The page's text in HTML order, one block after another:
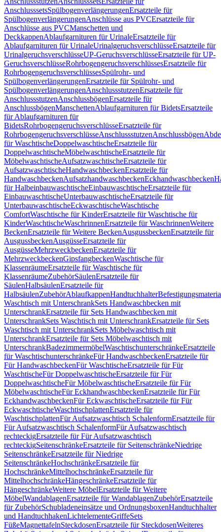
AnschlusssetsSpülbogenverlängerungenErsatzteile für
SpülbogenverlängerungenAnschlüsse aus PVCErsatzteile für
Anschlüsse aus PVCManschetten und
DeckkappenAblaufgarnituren für UrinaleErsatzteile für
Ablaufgarnituren für UrinaleUrinalgeruchsverschlüsseErsatzteile für
UrinalgeruchsverschlüsseUP-GeruchsverschlüsseErsatzteile für UP-
GeruchsverschlüsseRohrbogengeruchsverschlüssesErsatzteile für
RohrbogengeruchsverschlüssesSpülrohr- und
SpülbogenverlängerungenErsatzteile für Spülrohr- und
SpülbogenverlängerungenAnschlussstutzenErsatzteile für
AnschlussstutzenAnschlussbögenErsatzteile für
AnschlussbögenManschettenAblaufgarnituren für BidetsErsatzteile
für Ablaufgarnituren für
BidetsRohrbogengeruchsverschlüsseErsatzteile für
RohrbogengeruchsverschlüsseAnschlussstutzenAnschlussbögen
für WaschtischeDoppelwaschtischeErsatzteile für
DoppelwaschtischeMöbelwaschtischeErsatzteile für
MöbelwaschtischeAufsatzwaschtischeErsatzteile für
AufsatzwaschtischeHandwaschbeckenErsatzteile für
HandwaschbeckenAufsatzhandwaschbeckenEckhandwaschbecken
für HalbeinbauwaschtischeEinbauwaschtischeErsatzteile für
EinbauwaschtischeUnterbauwaschtischeErsatzteile für
UnterbauwaschtischeEckwaschtischeWaschtische
ComfortWaschtische für KinderErsatzteile für Waschtische für
KinderWaschtischeWaschrinnenErsatzteile für WaschrinnenWeitere
BeckenErsatzteile für Weitere BeckenAusgussbeckenErsatzteile für
AusgussbeckenAusgüsseErsatzteile für
AusgüsseMehrzweckbeckenErsatzteile für
MehrzweckbeckenGipsfangbeckenWaschtische für
KlassenräumeErsatzteile für Waschtische für
KlassenräumeZubehörSäulenErsatzteile für
SäulenHalbsäulenErsatzteile für
HalbsäulenZubehörAblaufkappenHandtuchhalter
Waschtisch mit UnterschrankSets Handwaschbecken mit
UnterschrankErsatzteile für Sets Handwaschbecken mit
UnterschrankSets Waschtisch mit UnterschrankErsatzteile für Sets
Waschtisch mit UnterschrankSets Möbelwaschtisch mit
UnterschrankErsatzteile für Sets Möbelwaschtisch mit
UnterschrankBadezimmermöbelWaschtischunterschränkeErsatzteile
für WaschtischunterschränkeFür HandwaschbeckenErsatzteile für
Für HandwaschbeckenFür WaschtischeErsatzteile für Für
WaschtischeFür DoppelwaschtischeErsatzteile für Für
DoppelwaschtischeFür MöbelwaschtischeErsatzteile für Für
MöbelwaschtischeFür EckhandwaschbeckenErsatzteile für Für
EckhandwaschbeckenFür EckwaschtischeErsatzteile für Für
EckwaschtischeWaschtischplattenErsatzteile für
WaschtischplattenFür Aufsatzwaschtisch SchalenformErsatzteile für
Für Aufsatzwaschtisch SchalenformFür Aufsatzwaschtisch
rechteckigErsatzteile für Für Aufsatzwaschtisch
rechteckigSeitenschränkeErsatzteile für SeitenschränkeNiedrige
SeitenschränkeErsatzteile für Niedrige
SeitenschränkeHochschränkeErsatzteile für
HochschränkeMittelhochschränkeErsatzteile für
MittelhochschränkeHängeschränkeErsatzteile für
HängeschränkeWeitere MöbelErsatzteile für Weitere
MöbelWandablagenErsatzteile für WandablagenZubehörErsatzteile
für ZubehörSchubladeneinsätze und OrdnungsboxenHandtuchhalter
und HandtuchhakenLichtelementeGriffeSets
FüßeMagnettafelnSteckdosenErsatzteile für SteckdosenWeiteres